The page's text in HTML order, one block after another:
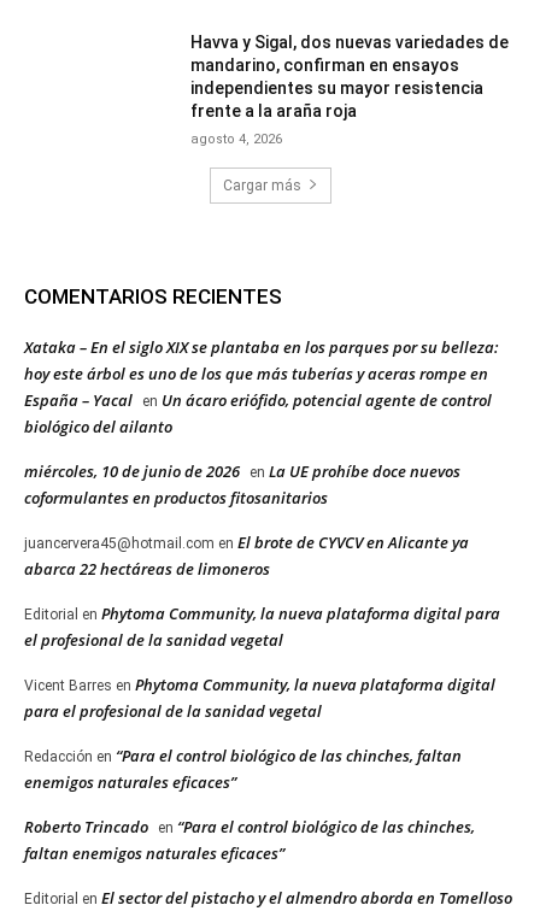
Havva y Sigal, dos nuevas variedades de
mandarino, confirman en ensayos
independientes su mayor resistencia
frente a la araña roja
agosto 4, 2026
Cargar más
COMENTARIOS RECIENTES
Xataka – En el siglo XIX se plantaba en los parques por su belleza:
hoy este árbol es uno de los que más tuberías y aceras rompe en
España – Yacal
en Un ácaro eriófido, potencial agente de control
biológico del ailanto
miércoles, 10 de junio de 2026 en La UE prohíbe doce nuevos
coformulantes en productos fitosanitarios
juancervera45@hotmail.com en El brote de CYVCV en Alicante ya
abarca 22 hectáreas de limoneros
Editorial en Phytoma Community, la nueva plataforma digital para
el profesional de la sanidad vegetal
Vicent Barres en Phytoma Community, la nueva plataforma digital
para el profesional de la sanidad vegetal
Redacción en “Para el control biológico de las chinches, faltan
enemigos naturales eficaces”
Roberto Trincado en “Para el control biológico de las chinches,
faltan enemigos naturales eficaces”
Editorial en El sector del pistacho y el almendro aborda en Tomelloso